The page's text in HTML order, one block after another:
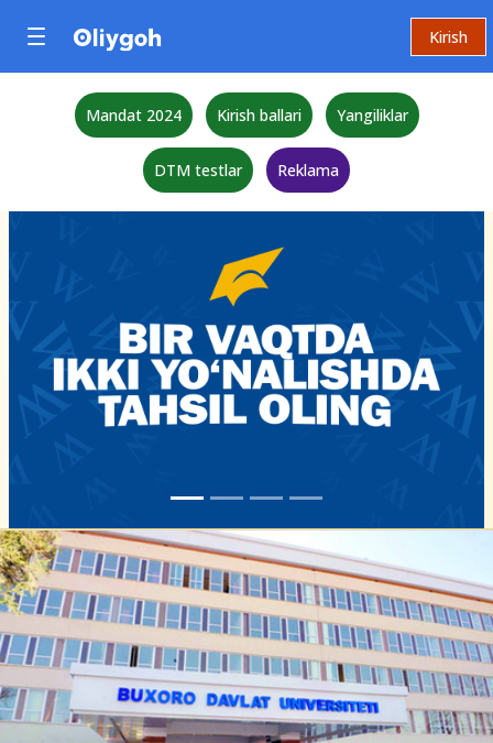
Kirish
Mandat 2024 Kirish ballari Yangiliklar
DTM testlar Reklama